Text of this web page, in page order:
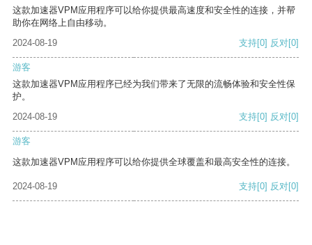
这款加速器VPM应用程序可以给你提供最高速度和安全性的连接，并帮
助你在网络上自由移动。
2024-08-19
支持[0] 反对[0]
游客
这款加速器VPM应用程序已经为我们带来了无限的流畅体验和安全性保
护。
2024-08-19
支持[0] 反对[0]
游客
这款加速器VPM应用程序可以给你提供全球覆盖和最高安全性的连接。
2024-08-19 支持[0] 反对[0]